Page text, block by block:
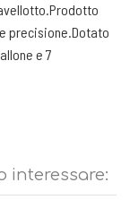
precisione.Dotato
e 7
interessare: